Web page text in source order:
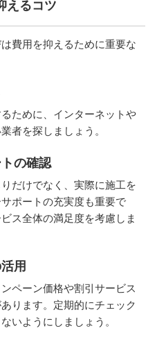
えるコツ
費用を抑えるために重要な
ために、インターネットや
者を探しましょう。
の確認
だけでなく、実際に施工を
ポートの充実度も重要で
ス全体の満足度を考慮しま
用
ペーン価格や割引サービス
ります。定期的にチェック
いようにしましょう。